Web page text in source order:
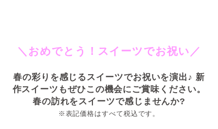
＼おめでとう！スイーツでお祝い／
春の彩りを感じるスイーツでお祝いを演出♪ 新
作スイーツもぜひこの機会にご賞味ください。
春の訪れをスイーツで感じませんか?
※表記価格はすべて税込です。